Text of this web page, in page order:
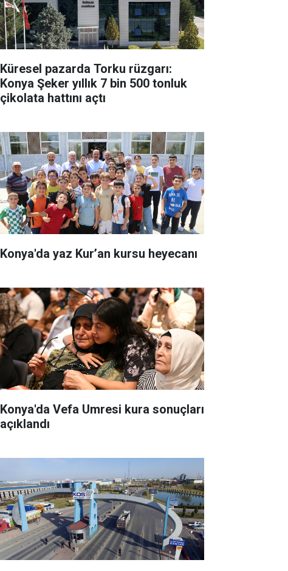
Küresel pazarda Torku rüzgarı:
Konya Şeker yıllık 7 bin 500 tonluk
çikolata hattını açtı
Konya'da yaz Kur’an kursu heyecanı
Konya'da Vefa Umresi kura sonuçları
açıklandı